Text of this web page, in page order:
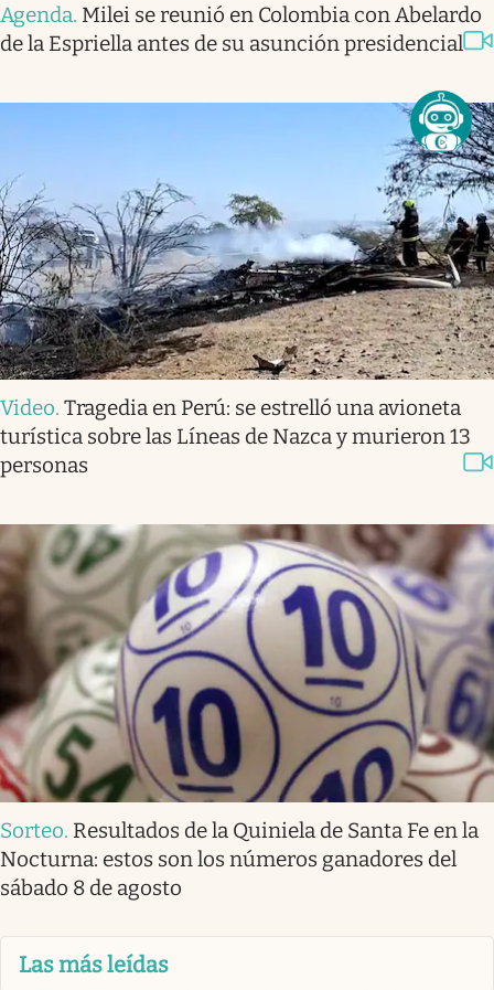
Agenda. Milei se reunió en Colombia con Abelardo
de la Espriella antes de su asunción presidencial
Video. Tragedia en Perú: se estrelló una avioneta
turística sobre las Líneas de Nazca y murieron 13
personas
Sorteo. Resultados de la Quiniela de Santa Fe en la
Nocturna: estos son los números ganadores del
sábado 8 de agosto
Las más leídas